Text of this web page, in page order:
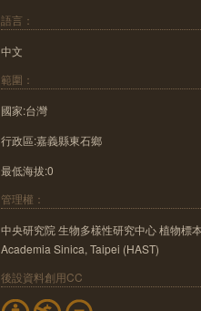
語言：
中文
範圍：
國家:台灣
行政區:嘉義縣東石鄉
最低海拔:0
管理權：
中央研究院 生物多樣性研究中心 植物標
Academia Sinica, Taipei (HAST)
後設資料創用CC